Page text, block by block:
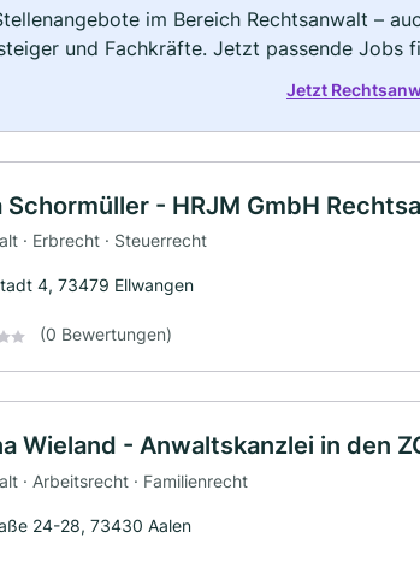
im Bereich Rechtsanwalt –
und Fachkräfte. Jetzt passende Jobs
Jetzt
Schormüller - HRJM GmbH
· Erbrecht · Steuerrecht
4, 73479 Ellwangen
(0 Bewertungen)
Wieland - Anwaltskanzlei in den
· Arbeitsrecht · Familienrecht
24-28, 73430 Aalen